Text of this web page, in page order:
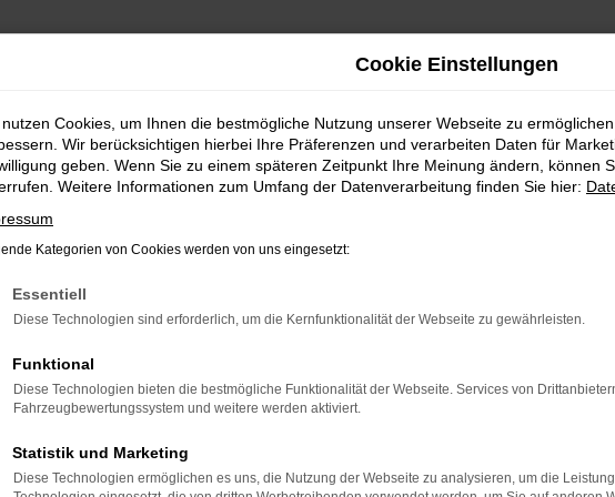
Fahrzeugmarkt
Error
Cookie Einstellungen
Cookies, um Ihnen die bestmögliche Nutzung unserer Webseite zu
Wir berücksichtigen hierbei Ihre Präferenzen und verarbeiten Daten für
geben. Wenn Sie zu einem späteren Zeitpunkt Ihre Meinung ändern, können
Weitere Informationen zum Umfang der Datenverarbeitung finden Sie hier:
Kategorien von Cookies werden von uns eingesetzt:
Essentiell
Diese Technologien sind erforderlich, um die Kernfunktionalität der Webseite zu gewährleisten.
Funktional
Diese Technologien bieten die bestmögliche Funktionalität der Webseite. Services von
Fahrzeugbewertungssystem und weitere werden aktiviert.
Statistik und Marketing
Diese Technologien ermöglichen es uns, die Nutzung der Webseite zu analysieren, um die